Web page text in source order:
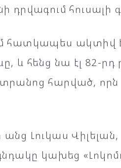
դրվագում հուսալի
հատկապես
և հենց նա էլ 82-
հարված, որն
Լուկաս
կախեց